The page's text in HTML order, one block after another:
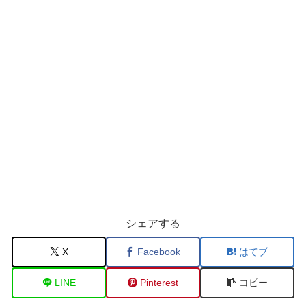
シェアする
X Facebook はてブ
LINE Pinterest コピー